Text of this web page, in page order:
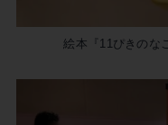
絵本『11ぴきのな